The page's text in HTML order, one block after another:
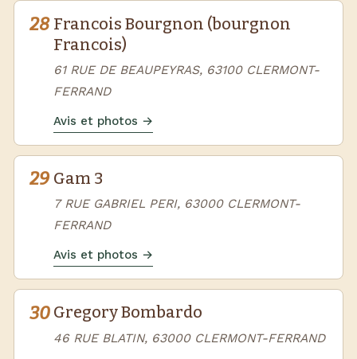
28 Francois Bourgnon (bourgnon
Francois)
61 RUE DE BEAUPEYRAS, 63100 CLERMONT-
FERRAND
Avis et photos →
29 Gam 3
7 RUE GABRIEL PERI, 63000 CLERMONT-
FERRAND
Avis et photos →
30 Gregory Bombardo
46 RUE BLATIN, 63000 CLERMONT-FERRAND